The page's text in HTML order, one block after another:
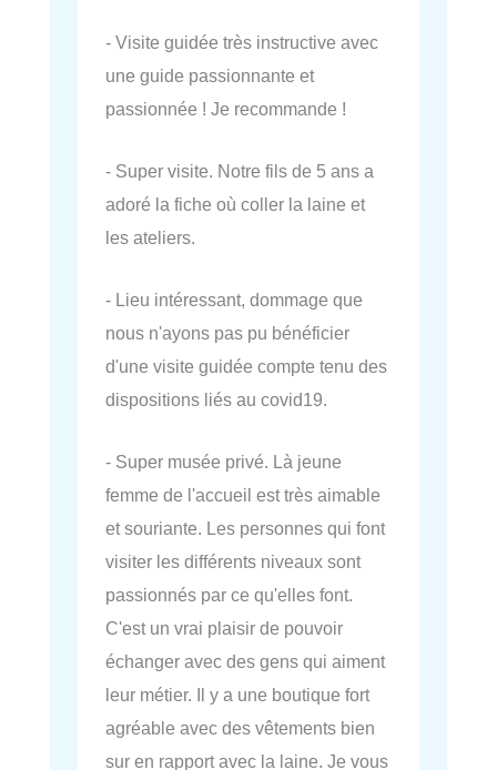
- Visite guidée très instructive avec
une guide passionnante et
passionnée ! Je recommande !
- Super visite. Notre fils de 5 ans a
adoré la fiche où coller la laine et
les ateliers.
- Lieu intéressant, dommage que
nous n'ayons pas pu bénéficier
d'une visite guidée compte tenu des
dispositions liés au covid19.
- Super musée privé. Là jeune
femme de l'accueil est très aimable
et souriante. Les personnes qui font
visiter les différents niveaux sont
passionnés par ce qu'elles font.
C'est un vrai plaisir de pouvoir
échanger avec des gens qui aiment
leur métier. Il y a une boutique fort
agréable avec des vêtements bien
sur en rapport avec la laine. Je vous